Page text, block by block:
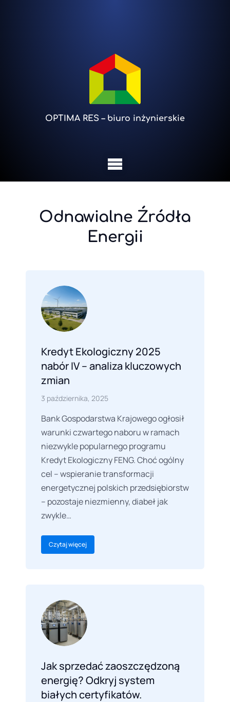
OPTIMA RES – biuro inżynierskie
Odnawialne Źródła
Energii
Kredyt Ekologiczny 2025
nabór IV – analiza kluczowych
zmian
3 października, 2025
Bank Gospodarstwa Krajowego ogłosił
warunki czwartego naboru w ramach
niezwykle popularnego programu
Kredyt Ekologiczny FENG. Choć ogólny
cel – wspieranie transformacji
energetycznej polskich przedsiębiorstw
– pozostaje niezmienny, diabeł jak
zwykle…
Czytaj więcej
Jak sprzedać zaoszczędzoną
energię? Odkryj system
białych certyfikatów.